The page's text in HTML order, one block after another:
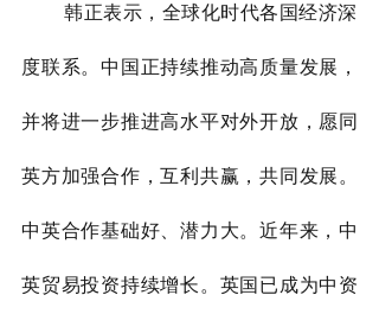
        韩正表示，全球化时代各国经济深
度联系。中国正持续推动高质量发展，
并将进一步推进高水平对外开放，愿同
英方加强合作，互利共赢，共同发展。
中英合作基础好、潜力大。近年来，中
英贸易投资持续增长。英国已成为中资